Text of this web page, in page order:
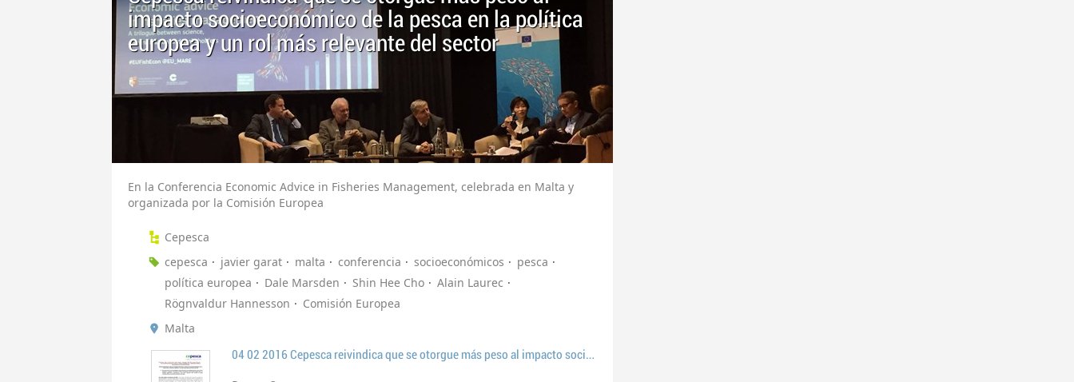
impacto socioeconómico de la pesca en la política
europea y un rol más relevante del sector
En la Conferencia Economic Advice in Fisheries Management, celebrada en Malta y
organizada por la Comisión Europea
Cepesca
cepesca
javier garat malta conferencia socioeconómicos
pesca
política europea
Dale Marsden Shin Hee Cho
Alain Laurec
Rögnvaldur Hannesson
Comisión Europea
Malta
04 02 2016 Cepesca reivindica que se otorgue más peso al impacto socioeconómico de la pesca en la política europea y un rol más relevante del sector